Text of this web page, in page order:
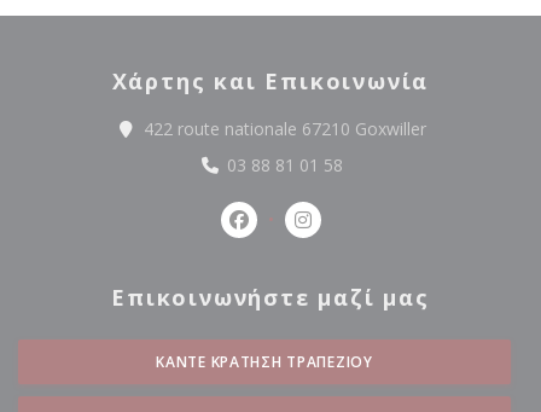
Χάρτης και Επικοινωνία
422 route nationale 67210 Goxwiller((ανοίγει σε
03 88 81 01 58
Facebook ((ανοίγει σε νέο
Instagram ((ανοίγει σε
Επικοινωνήστε μαζί μας
ΚΆΝΤΕ ΚΡΆΤΗΣΗ ΤΡΑΠΕΖΙΟΎ